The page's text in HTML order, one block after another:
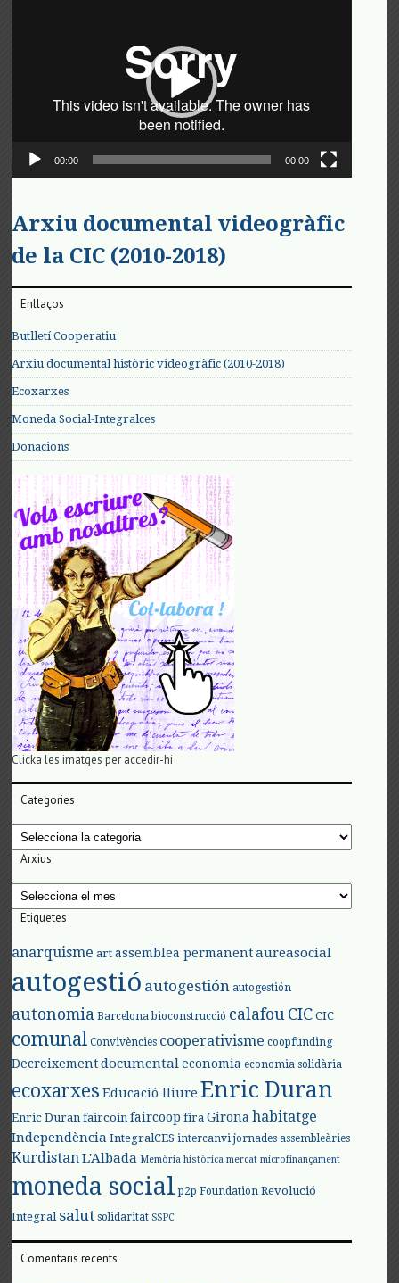
00:00 00:00
Arxiu documental videogràfic
de la CIC (2010-2018)
Enllaços
Butlletí Cooperatiu
Arxiu documental històric videogràfic (2010-2018)
Ecoxarxes
Moneda Social-Integralces
Donacions
Clicka les imatges per accedir-hi
Categories
Categories
Arxius
Arxius
Etiquetes
anarquisme art assemblea permanent aureasocial
autogestió autogestión autogestión
autonomia Barcelona bioconstrucció calafouCIC CIC
comunal Convivències cooperativisme coopfunding
Decreixement documental economia economia solidària
ecoxarxes Educació lliure Enric Duran
Enric Duran faircoin faircoop fira Girona habitatge
Independència IntegralCES intercanvi jornades assembleàries
KurdistanL'Albada Memòria històrica mercat microfinançament
moneda social p2p Foundation Revolució
Integral salut solidaritat SSPC
Comentaris recents